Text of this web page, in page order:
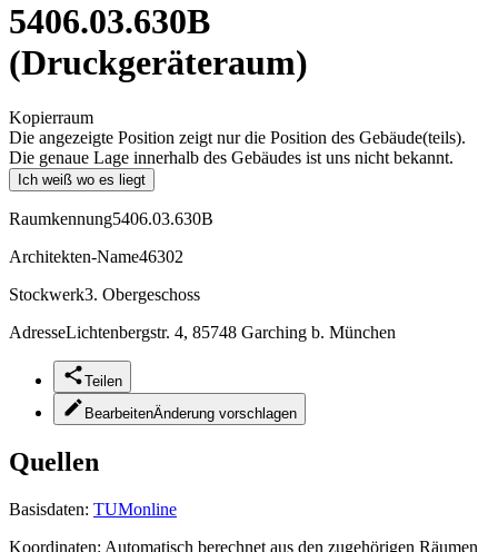
5406.03.630B
(Druckgeräteraum)
Kopierraum
Die angezeigte Position zeigt nur die Position des Gebäude(teils).
Die genaue Lage innerhalb des Gebäudes ist uns nicht bekannt.
Ich weiß wo es liegt
Raumkennung5406.03.630B
Architekten-Name46302
Stockwerk3. Obergeschoss
AdresseLichtenbergstr. 4, 85748 Garching b. München
Teilen
BearbeitenÄnderung vorschlagen
Quellen
Basisdaten: TUMonline
Koordinaten: Automatisch berechnet aus den zugehörigen Räumen